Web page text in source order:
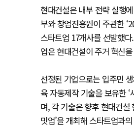
현대건설은 내부 전략 실행
부와 창업진흥원이 주관한
스타트업 17개사를 선발했
업은 현대건설이 주거 혁신
선정된 기업으로는 입주민
육 자동제작 기술을 보유한
며, 각 기술은 향후 현대건설
밋업’을 개최해 스타트업과